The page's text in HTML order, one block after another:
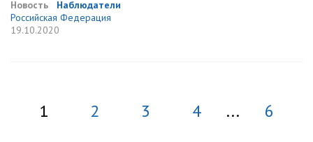
Новость
Наблюдатели
Российская Федерация
19.10.2020
1 2 3 4 ... 6